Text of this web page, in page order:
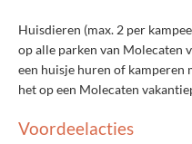
Huisdieren (max. 2 per
op alle parken van Molecaten
een huisje huren of
het op een Molecaten
Voordeelacties